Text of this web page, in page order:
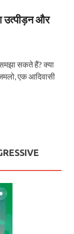
उत्पीड़न और
सकते हैं? क्या
एक आदिवासी